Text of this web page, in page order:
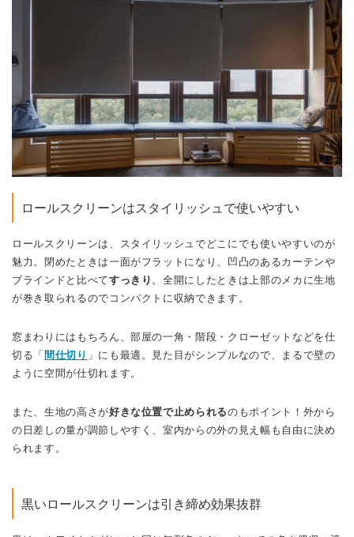
ロールスクリーンはスタイリッシュで使いやすい
ロールスクリーンは、スタイリッシュでどこにでも使いやすいのが
魅力。閉めたときは一面がフラットになり、凹凸のあるカーテンや
ブラインドと比べてすっきり 。全開にしたときは上部のメカに生地
が巻き取られるのでコンパクトに収納できます。
窓まわりにはもちろん、部屋の一角・階段・クローゼットなどを仕
切る「 間仕切り 」にも最適。見た目がシンプルなので、まるで壁の
ように空間が仕切れます。
また、生地の高さが好きな位置で止められるのもポイント！外から
の日差しの量が調節しやすく、室内からの外の見え幅も自由に決め
られます。
黒いロールスクリーンは引き締め効果抜群